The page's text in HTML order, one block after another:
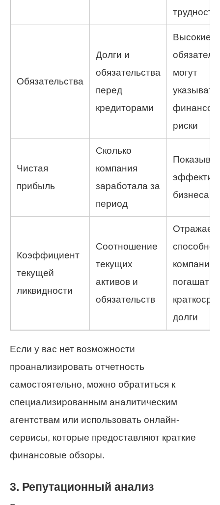
Обязательства
Долги и
обязательства
перед
кредиторами
Высокие
могут
риски
Чистая
прибыль
Сколько
компания
заработала за
период
бизнеса
Коэффициент
текущей
ликвидности
Соотношение
текущих
активов и
обязательств
Отражает
компании
погашать
долги
Если у вас нет возможности
проанализировать отчетность
самостоятельно, можно обратиться к
специализированным аналитическим
агентствам или использовать онлайн-
сервисы, которые предоставляют краткие
финансовые обзоры.
3. Репутационный анализ